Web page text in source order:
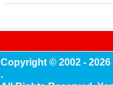
Copyright © 2002 - 2026
.